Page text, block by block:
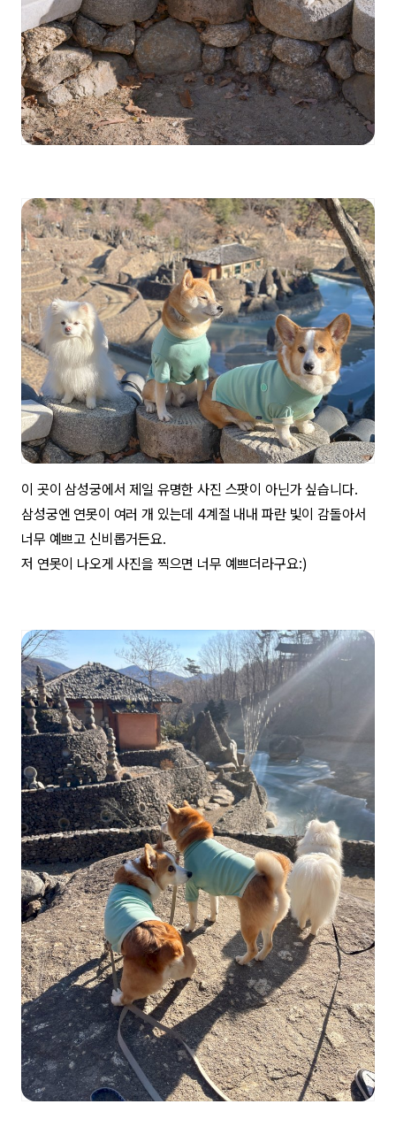
이 곳이 삼성궁에서 제일 유명한 사진 스팟이 아닌가 싶습니다.
삼성궁엔 연못이 여러 개 있는데 4계절 내내 파란 빛이 감돌아서
너무 예쁘고 신비롭거든요.
저 연못이 나오게 사진을 찍으면 너무 예쁘더라구요:)